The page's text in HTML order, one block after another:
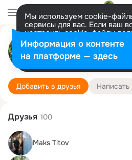
Мы используем cookie-
сервисы для вас. Если ваш
настроить cookie-файлы
представитель. Больше
Разрешить все Настроить
Марина
Москва 21 июня
Добавить в друзья Написать
Друзья 100
Maks Titov
Информация о контенте
на платформе — здесь